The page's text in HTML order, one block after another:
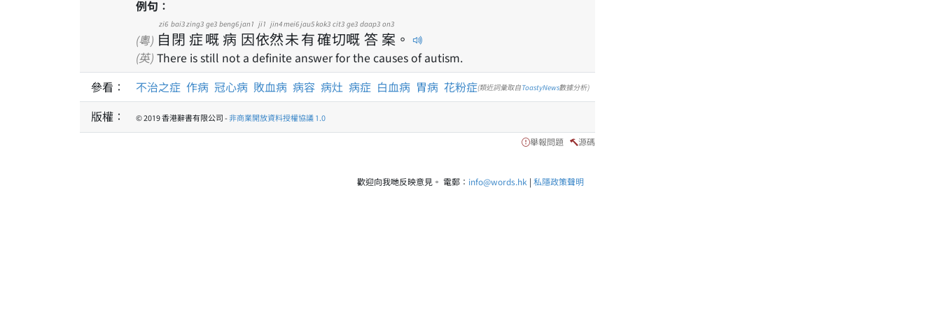
例句：
(粵) 自
zi6
閉
bai3
症
zing3
嘅
ge3
病
beng6
因
jan1
依
ji1
然
jin4
未
mei6
有
jau5
確
kok3
切
cit3
嘅
ge3
答
daap3
案
on3
。
(英) There is still not a definite answer for the causes of autism.
參看：
不治之症 作病 冠心病 敗血病 病容 病灶 病症 白血病 胃病 花粉症(類近詞彙取自ToastyNews數據分析)
版權： © 2019 香港辭書有限公司 -非商業開放資料授權協議 1.0
舉報問題 源碼
歡迎向我哋反映意見。 電郵： info@words.hk | 私隱政策聲明